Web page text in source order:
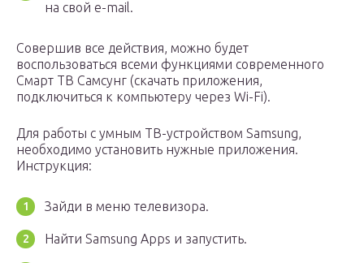
на свой e-mail.
Совершив все действия, можно будет
воспользоваться всеми функциями современного
Смарт ТВ Самсунг (скачать приложения,
подключиться к компьютеру через Wi-Fi).
Для работы с умным ТВ-устройством Samsung,
необходимо установить нужные приложения.
Инструкция:
Зайди в меню телевизора.
Найти Samsung Apps и запустить.